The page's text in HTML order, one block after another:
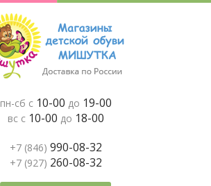
пн-сб с 10-00 до 19-00
вс с 10-00 до 18-00
+7 (846) 990-08-32
+7 (927) 260-08-32